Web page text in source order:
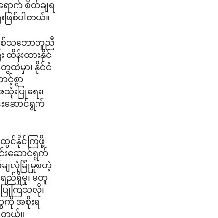
ာက် စိတ်ချရ
ြစ်ပါတယ်။
စ်သဘောတူညီ
န်းထားနိုင်
ထဲမှာ၊ နိုင်ငံ
င့်စွာ
းပြုရေး၊
းဆောင်ရွက်
င်နိုင်ကြဖို့
းဆောင်ရွက်
ချလုံခြုံမှုစတဲ့
ည်ရှိမှု၊ မတူ
ြုကြသလို၊
ကို အစိုးရ
တယ်။